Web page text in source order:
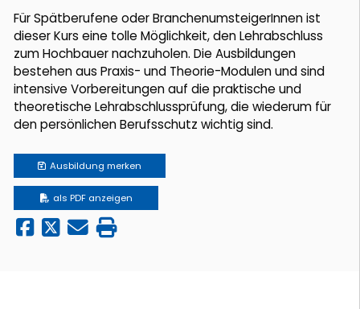
Für Spätberufene oder BranchenumsteigerInnen ist
dieser Kurs eine tolle Möglichkeit, den Lehrabschluss
zum Hochbauer nachzuholen. Die Ausbildungen
bestehen aus Praxis- und Theorie-Modulen und sind
intensive Vorbereitungen auf die praktische und
theoretische Lehrabschlussprüfung, die wiederum für
den persönlichen Berufsschutz wichtig sind.
Ausbildung merken
als PDF anzeigen